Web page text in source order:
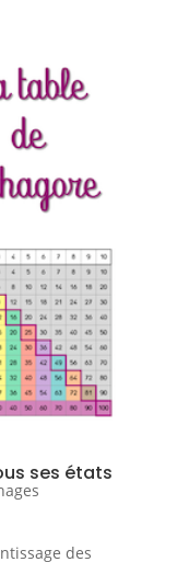
ses états
des